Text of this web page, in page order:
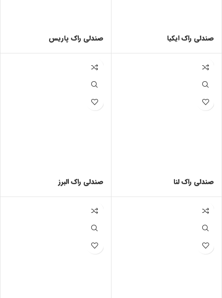
صندلی راک ایکیا صندلی راک پاریس
صندلی راک لنا صندلی راک البرز